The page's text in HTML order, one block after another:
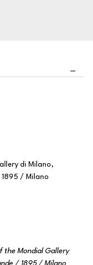
di Milano,
/ Milano
the Mondial Gallery